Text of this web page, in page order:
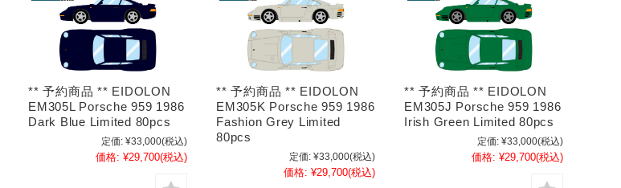
** 予約商品 ** EIDOLON
EM305L Porsche 959 1986
Dark Blue Limited 80pcs
定価: ¥33,000(税込)
価格: ¥29,700(税込)
** 予約商品 ** EIDOLON
EM305K Porsche 959 1986
Fashion Grey Limited
80pcs
定価: ¥33,000(税込)
価格: ¥29,700(税込)
** 予約商品 ** EIDOLON
EM305J Porsche 959 1986
Irish Green Limited 80pcs
定価: ¥33,000(税込)
価格: ¥29,700(税込)